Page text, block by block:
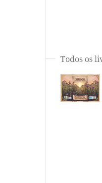
Todos os